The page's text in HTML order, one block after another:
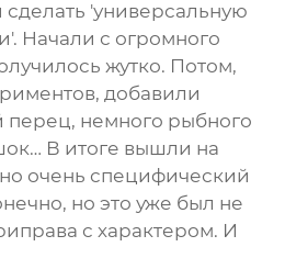
'универсальную
Начали с огромного
жутко. Потом,
добавили
немного рыбного
В итоге вышли на
очень специфический
но это уже был не
с характером. И